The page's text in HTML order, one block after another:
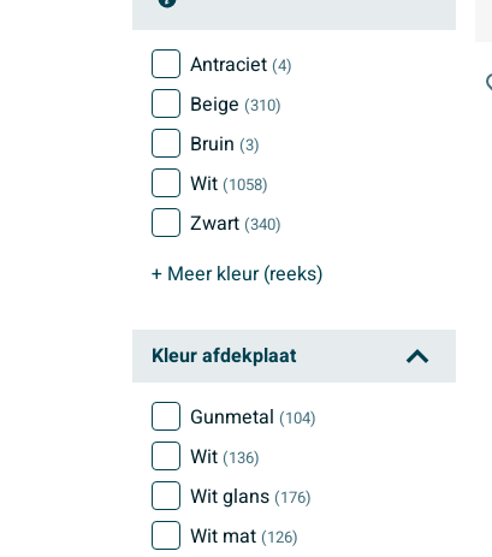
Antraciet (4)
Beige (310)
Bruin (3)
Wit (1058)
Zwart (340)
+ Meerkleur (reeks)
Kleur afdekplaat
Gunmetal (104)
Wit (136)
Wit glans (176)
Wit mat (126)